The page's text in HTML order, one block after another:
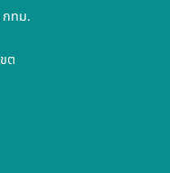
ทม.
ต